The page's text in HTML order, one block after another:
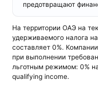
предотвращают
На территории ОАЭ на
удерживаемого налога
составляет 0%.
при выполнении
льготным режимом: 0%
qualifying income.